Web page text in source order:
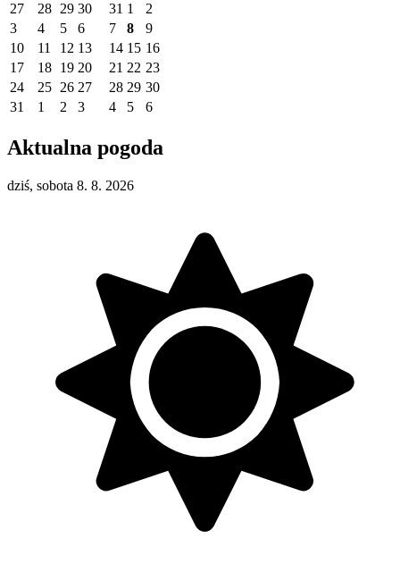
27 28 29 30 31 1
2
3
4 5 6 7 8
9
10
11 12 13 14 15 16
17
18 19 20 21 22 23
24
25 26 27 28 29 30
31
1 2 3 4 5 6
Aktualna pogoda
dziś, sobota 8. 8. 2026